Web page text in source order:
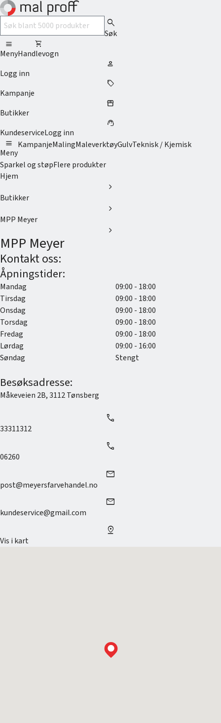
search
Søk
menu
Meny
shopping_cart
Handlevogn
person
Logg inn
sell
Kampanje
storefront
Butikker
support_agent
KundeserviceLogg inn
menu
Meny
KampanjeMalingMaleverktøyGulvTeknisk / Kjemisk
Sparkel og støpFlere produkter
Hjem
chevron_right
Butikker
chevron_right
MPP Meyer
chevron_right
MPP Meyer
Kontakt oss:
Åpningstider:
Mandag
09:00 - 18:00
Tirsdag
09:00 - 18:00
Onsdag
09:00 - 18:00
Torsdag
09:00 - 18:00
Fredag
09:00 - 18:00
Lørdag
09:00 - 16:00
Søndag
Stengt
Besøksadresse:
Måkeveien 2B,3112Tønsberg
call
33311312
call
06260
mail
post@meyersfarvehandel.no
mail
kundeservice@gmail.com
pin_drop
Vis i kart